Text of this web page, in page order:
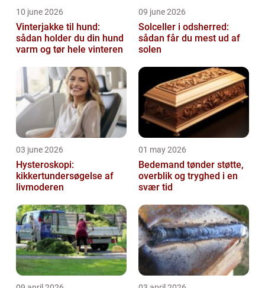
10 june 2026
Vinterjakke til hund:
sådan holder du din hund
varm og tør hele vinteren
09 june 2026
Solceller i odsherred:
sådan får du mest ud af
solen
03 june 2026
Hysteroskopi:
kikkertundersøgelse af
livmoderen
01 may 2026
Bedemand tønder støtte,
overblik og tryghed i en
svær tid